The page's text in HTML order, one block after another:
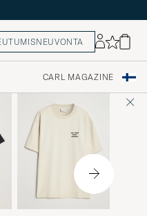
CARL MAGAZINE